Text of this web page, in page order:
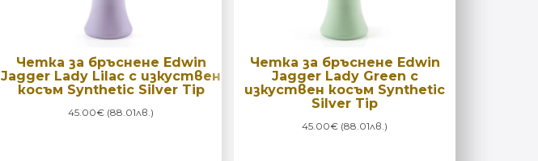
Четка за бръснене Edwin
Jagger Lady Lilac с изкуствен
косъм Synthetic Silver Tip
45.00€ (88.01лв.)
Четка за бръснене Edwin
Jagger Lady Green с
изкуствен косъм Synthetic
Silver Tip
45.00€ (88.01лв.)